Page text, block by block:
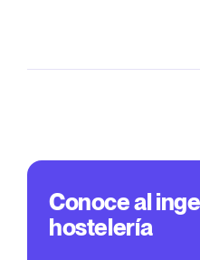
Conoce al
hostelería